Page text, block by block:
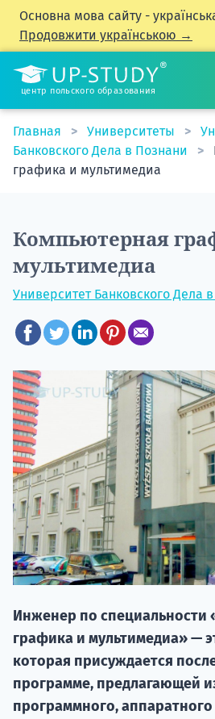
Основна мова сайту -
Продовжити українською →
центр польского образования
Главная Университеты
Банковского Дела в Познани
графика и мультимедиа
Компьютерная
мультимедиа
Университет Банковского Дела
Инженер по специальности
графика и мультимедиа» —
которая присуждается
программе, предлагающей
программного, аппаратного